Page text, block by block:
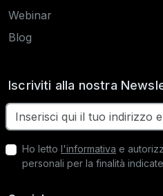
Webinar
Blog
Iscriviti alla nostra
Ho letto l'informativa e
personali per la finalità